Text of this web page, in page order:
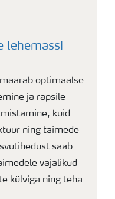
lehemassi
optimaalse
ja rapsile
kuid
ning taimede
saab
vajalikud
külviga ning teha